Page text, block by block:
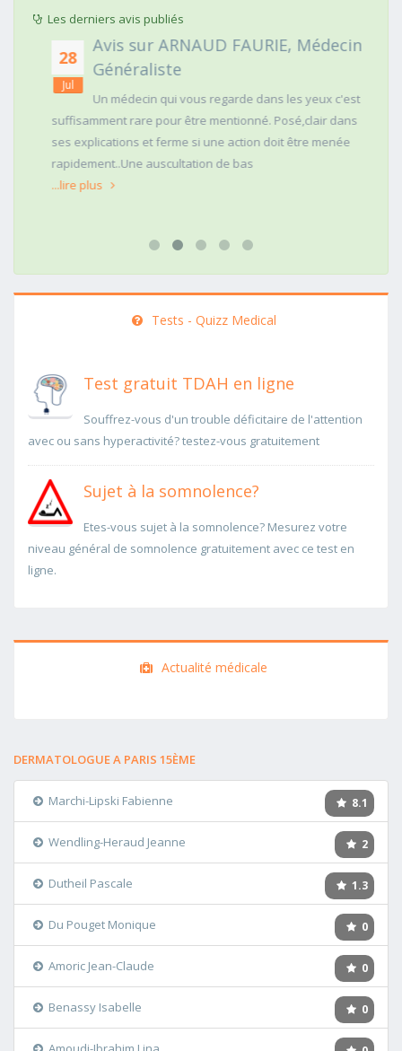
Les derniers avis publiés
28
Jul
Avis sur ARNAUD FAURIE, Médecin
Généraliste
Un médecin qui vous regarde dans les yeux c'est
suffisamment rare pour être mentionné. Posé,clair dans
ses explications et ferme si une action doit être menée
rapidement..Une auscultation de bas
...lire plus
Tests - Quizz Medical
Test gratuit TDAH en ligne
Souffrez-vous d'un trouble déficitaire de l'attention
avec ou sans hyperactivité? testez-vous gratuitement
Sujet à la somnolence?
Etes-vous sujet à la somnolence? Mesurez votre
niveau général de somnolence gratuitement avec ce test en
ligne.
Actualité médicale
DERMATOLOGUE A PARIS 15ÈME
8.1
Marchi-Lipski Fabienne
2
Wendling-Heraud Jeanne
1.3
Dutheil Pascale
0
Du Pouget Monique
0
Amoric Jean-Claude
0
Benassy Isabelle